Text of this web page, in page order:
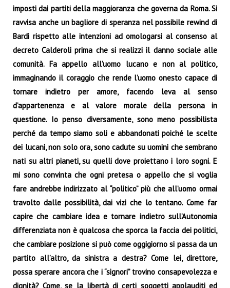
imposti dai partiti della maggioranza che governa da Roma. Si
ravvisa anche un bagliore di speranza nel possibile rewind di
Bardi rispetto alle intenzioni ad omologarsi al consenso al
decreto Calderoli prima che si realizzi il danno sociale alle
comunità. Fa appello all’uomo lucano e non al politico,
immaginando il coraggio che rende l’uomo onesto capace di
tornare indietro per amore, facendo leva al senso
d’appartenenza e al valore morale della persona in
questione. Io penso diversamente, sono meno possibilista
perché da tempo siamo soli e abbandonati poiché le scelte
dei lucani, non solo ora, sono cadute su uomini che sembrano
nati su altri pianeti, su quelli dove proiettano i loro sogni. E
mi sono convinta che ogni pretesa o appello che si voglia
fare andrebbe indirizzato al “politico” più che all’uomo ormai
travolto dalle possibilità, dai vizi che lo tentano. Come far
capire che cambiare idea e tornare indietro sull’Autonomia
differenziata non è qualcosa che sporca la faccia dei politici,
che cambiare posizione si può come oggigiorno si passa da un
partito all’altro, da sinistra a destra? Come lei, direttore,
possa sperare ancora che i “signori” trovino consapevolezza e
dignità? Come, se la libertà di certi soggetti applauditi ed